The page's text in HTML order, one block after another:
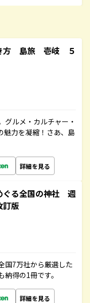
方 島旅 壱岐 ５
グルメ・カルチャー・
魅力を凝縮！さあ、島
詳細を見る
る全国の神社 週
版
国7万社から厳選した
得の1冊です。
詳細を見る